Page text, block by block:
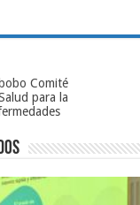
Comité
para la